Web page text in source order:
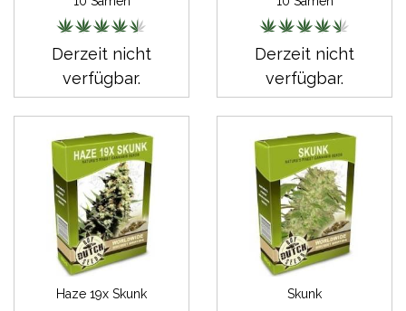
Derzeit nicht
verfügbar.
Derzeit nicht
verfügbar.
Haze 19x Skunk
Skunk